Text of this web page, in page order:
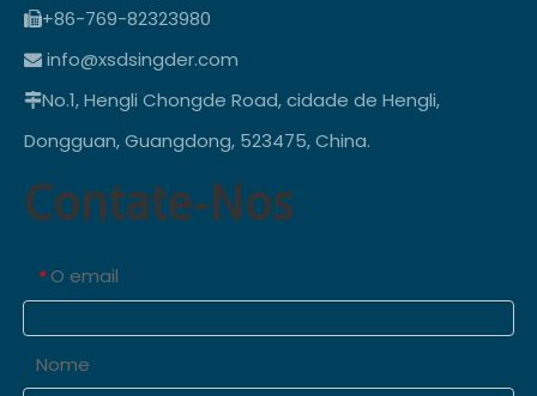
+86-769-82323980
 info@xsdsingder.com
No.1, Hengli Chongde Road, cidade de Hengli,
Dongguan, Guangdong, 523475, China.
Contate-Nos
* O email
Nome